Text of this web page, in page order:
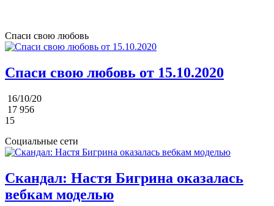
Спаси свою любовь
Спаси свою любовь от 15.10.2020
16/10/20
17 956
15
Социальные сети
Скандал: Настя Бигрина оказалась
вебкам моделью